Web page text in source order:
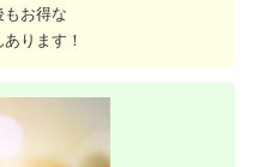
お得な
ります！